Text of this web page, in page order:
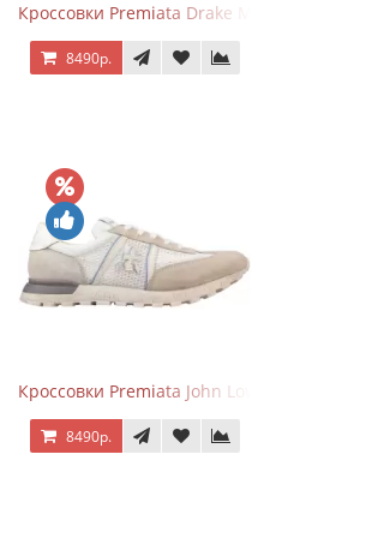
Кроссовки Premiata Drake Multi
8490р.
Кроссовки Premiata John Low Beige
8490р.